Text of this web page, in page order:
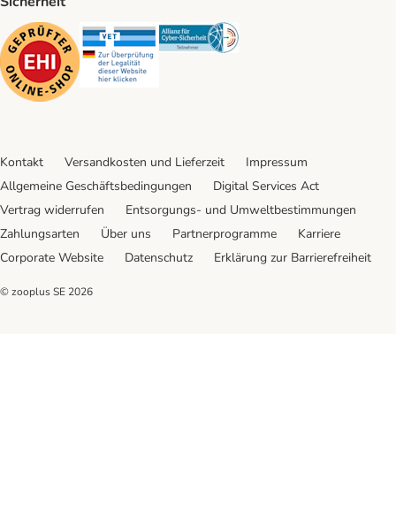
Security Security Security
Kontakt Versandkosten und Lieferzeit
Impressum
Allgemeine Geschäftsbedingungen
Digital Services Act
Vertrag widerrufen
Entsorgungs- und Umweltbestimmungen
Zahlungsarten
Über uns Partnerprogramme
Karriere
Corporate Website
Datenschutz Erklärung zur Barrierefreiheit
© zooplus SE 2026